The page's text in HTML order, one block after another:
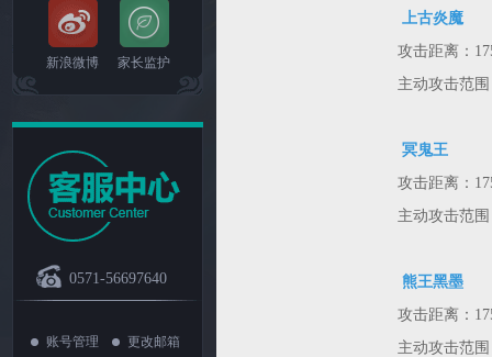
新浪微博 家长监护
0571-56697640
账号管理 更改邮箱
上古炎魔
攻击距离：
主动攻击范
冥鬼王
攻击距离：
主动攻击范
熊王黑墨
攻击距离：
主动攻击范